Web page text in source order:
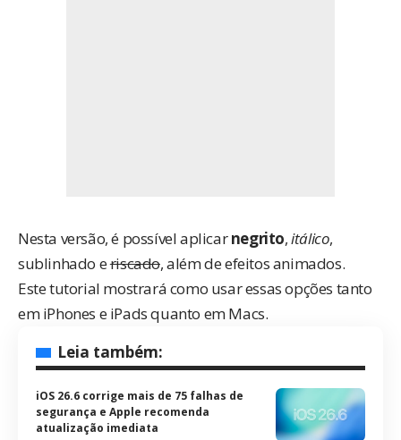
Nesta versão, é possível aplicarnegrito,itálico,
sublinhado eriscado, além de efeitos animados.
Este tutorial mostrará como usar essas opções tanto
em iPhones e iPads quanto em Macs.
Leia também:
iOS 26.6 corrige mais de 75 falhas de
segurança e Apple recomenda
atualização imediata